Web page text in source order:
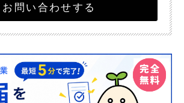
お問い合わせする